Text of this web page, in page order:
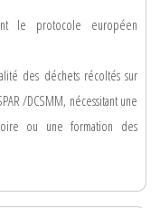
le protocole européen
des déchets récoltés sur
/DCSMM, nécessitant une
ou une formation des